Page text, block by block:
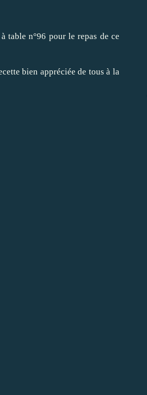
table n°96 pour le repas de ce
bien appréciée de tous à la